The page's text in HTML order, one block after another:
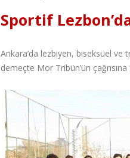
Sportif
Ankara’da lezbiyen, biseksüel ve
demeçte Mor Tribün’ün